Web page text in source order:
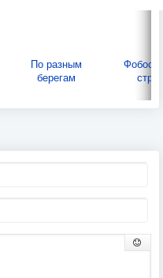
По разным
берегам
Фобос: